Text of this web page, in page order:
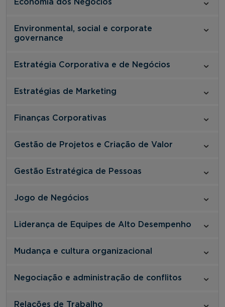
Economia dos Negócios
Environmental, social e corporate
governance
Estratégia Corporativa e de Negócios
Estratégias de Marketing
Finanças Corporativas
Gestão de Projetos e Criação de Valor
Gestão Estratégica de Pessoas
Jogo de Negócios
Liderança de Equipes de Alto Desempenho
Mudança e cultura organizacional
Negociação e administração de conflitos
Relações de Trabalho